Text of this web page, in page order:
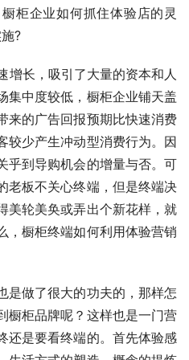
柜企业如何抓住体验店的灵
?
增长，吸引了大量的资本和人
集中度较低，橱柜企业铺天盖
来的广告回报预期比快速消费
较少产生冲动型消费行为。因
乎到导购机会的增量与否。可
老板不关心终端，但是终端决
美轮美奂或弄出个新花样，就
，橱柜终端如何利用体验营销
是做了很大的功夫的，那样怎
橱柜品牌呢？这样也是一门营
还是要看终端的。首先体验感